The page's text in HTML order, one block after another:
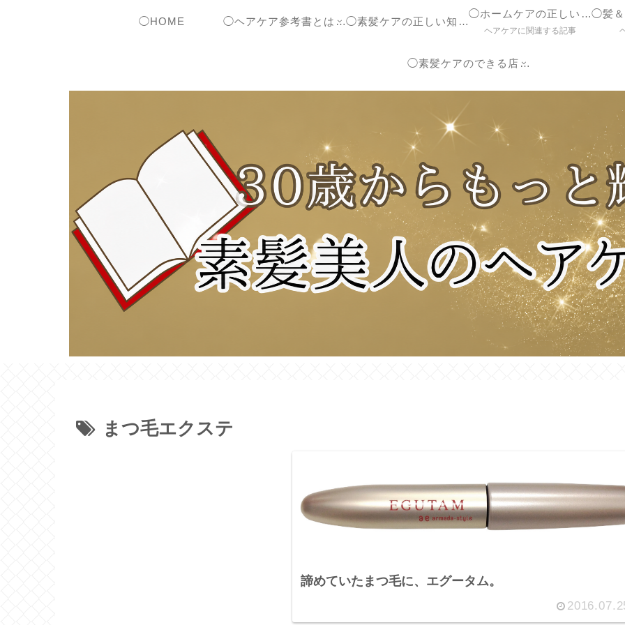
◯HOME ◯ヘアケア参考書とは？ ◯素髪ケアの正しい知識【ブログ】
◯ホームケアの正しいやり方
ヘアケアに関連する記事
◯素髪ケアのできる店紹介
まつ毛エクステ
諦めていたまつ毛に、エグータム。